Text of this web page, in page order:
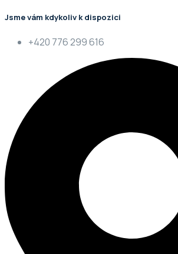
Jsme vám kdykoliv k dispozici
+420 776 299 616